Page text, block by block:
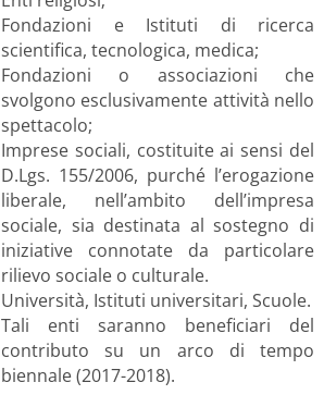
Fondazioni e Istituti di ricerca
scientifica, tecnologica, medica;
Fondazioni o associazioni che
svolgono esclusivamente attività nello
spettacolo;
Imprese sociali, costituite ai sensi del
D.Lgs. 155/2006, purché l’erogazione
liberale, nell’ambito dell’impresa
sociale, sia destinata al sostegno di
iniziative connotate da particolare
rilievo sociale o culturale.
Università, Istituti universitari, Scuole.
Tali enti saranno beneficiari del
contributo su un arco di tempo
biennale (2017-2018).